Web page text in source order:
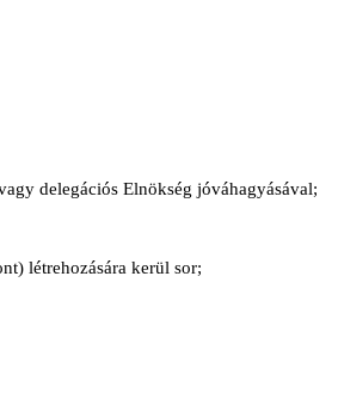
delegációs Elnökség jóváhagyásával;
létrehozására kerül sor;